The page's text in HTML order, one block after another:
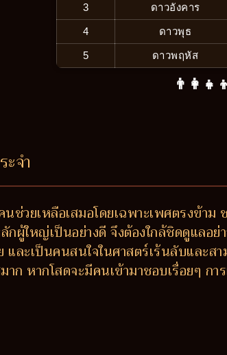
3 ดาวอังคาร
4 ดาวพุธ
5 ดาวพฤหัส
จำ
วยเหลือเสมอโดยเฉพาะเพศตรงข้าม
ผู้ใหญ่เป็นอย่างดี จึงต้องใกล้ชิดดูแลอ
และเป็นคนสนใจในศาสตร์เร้นลับและ
หากโสดจะมีคนเข้ามาชอบเรื่อยๆ กา